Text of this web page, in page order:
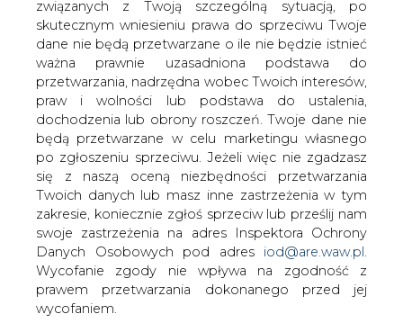
przetwarzania, nadrzędna wobec Twoich interesów,
praw i wolności lub podstawa do ustalenia,
dochodzenia lub obrony roszczeń. Twoje dane nie
będą przetwarzane w celu marketingu własnego
po zgłoszeniu sprzeciwu. Jeżeli więc nie zgadzasz
się z naszą oceną niezbędności przetwarzania
Twoich danych lub masz inne zastrzeżenia w tym
zakresie, koniecznie zgłoś sprzeciw lub prześlij nam
swoje zastrzeżenia na adres Inspektora Ochrony
Danych Osobowych pod adresiod@are.waw.pl.
Wycofanie zgody nie wpływa na zgodność z
prawem przetwarzania dokonanego przed jej
wycofaniem.
W dowolnym czasie możesz określić warunki
przechowywania i dostępu do plików cookies w
ustawieniach przeglądarki internetowej.
Górnicy dołowi będą mieli gwarancję
zatrudnienia w kopalni aż do emerytury -
uzgodniono podczas kolejnej tury
rozmów śląskich związkowców z
delegacją rządową. Punktem spornym w
rozmowach pozostaje przede
wszystkim horyzont działania
poszczególnych kopalń.
Według nieoficjalnych informacji uczestników
odbywających się od minionego wtorku rozmów, strony
są bliskie podpisania porozumienia. Zakończone w nocy
z czwartku na piątek rozmowy dotyczyły głównie
załącznika do tego dokumentu, w którym określony
zostanie horyzont czasowy działania poszczególnych
kopalń. W tej kwestii nie osiągnięto dotąd porozumienia.